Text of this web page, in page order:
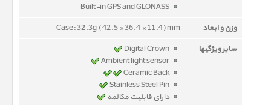
وزن و ابعاد
Case: 32.3g ( 42.5 × 36.4 × 11.4) mm
سایر ویژگیها
دارای قابلیت مکالمه